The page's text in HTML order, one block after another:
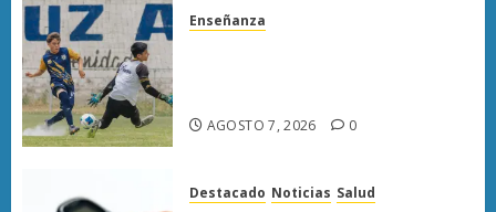
Enseñanza
AGOSTO 7, 2026 0
Destacado Noticias Salud